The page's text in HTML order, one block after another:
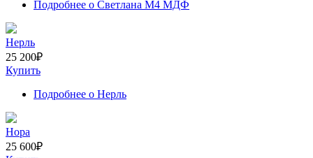
Подробнее о Светлана M4 МДФ
Нерль
25 200₽
Купить
Подробнее о Нерль
Нора
25 600₽